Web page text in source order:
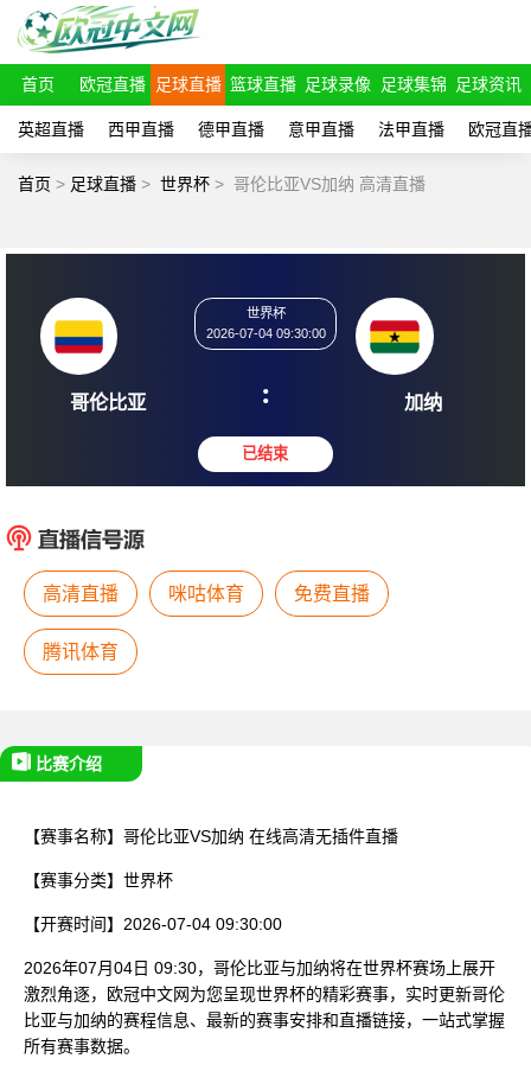
首页 欧冠直播 足球直播 篮球直播 足球录像 足球集锦 足球资讯
英超直播 西甲直播 德甲直播 意甲直播 法甲直播 欧冠直
首页 > 足球直播 > 世界杯 > 哥伦比亚VS加纳 高清直播
哥伦比亚
2026-07-04 09:30:00
: 加
高清直播 咪咕体育 免费直播
腾讯体育
比赛介绍
【赛事名称】 哥伦比亚VS加纳 在线高清无插件直播
【赛事分类】 世界杯
【开赛时间】 2026-07-04 09:30:00
2026年07月04日 09:30，哥伦比亚与加纳将在世界杯赛场上展开
激烈角逐，欧冠中文网为您呈现世界杯的精彩赛事，实时更新哥伦
比亚与加纳的赛程信息、最新的赛事安排和直播链接，一站式掌握
所有赛事数据。